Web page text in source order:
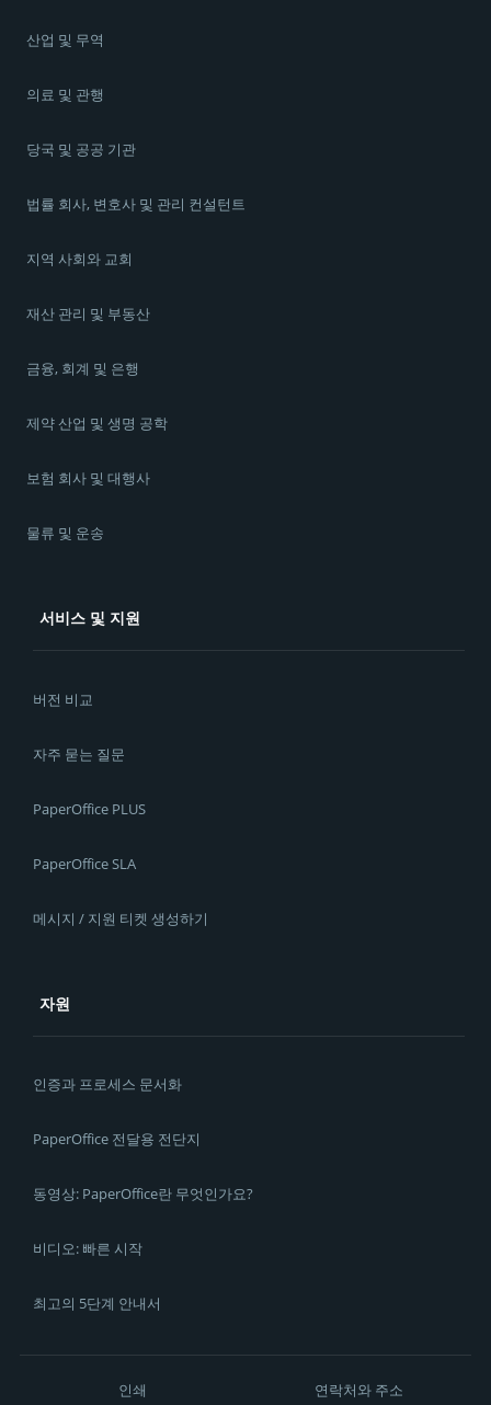
산업 및 무역
의료 및 관행
당국 및 공공 기관
법률 회사, 변호사 및 관리 컨설턴트
지역 사회와 교회
재산 관리 및 부동산
금융, 회계 및 은행
제약 산업 및 생명 공학
보험 회사 및 대행사
물류 및 운송
서비스 및 지원
버전 비교
자주 묻는 질문
PaperOffice PLUS
PaperOffice SLA
메시지 / 지원 티켓 생성하기
자원
인증과 프로세스 문서화
PaperOffice 전달용 전단지
동영상: PaperOffice란 무엇인가요?
비디오: 빠른 시작
최고의 5단계 안내서
인쇄 연락처와 주소